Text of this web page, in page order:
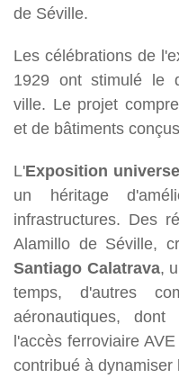
de Séville.
Les célébrations de
1929 ont stimulé le
ville. Le projet
et de bâtiments
L'Exposition
un héritage
infrastructures. Des
Alamillo de Séville,
Santiago Calatrava,
temps, d'autres
aéronautiques,
l'accès ferroviaire
contribué à dynamiser